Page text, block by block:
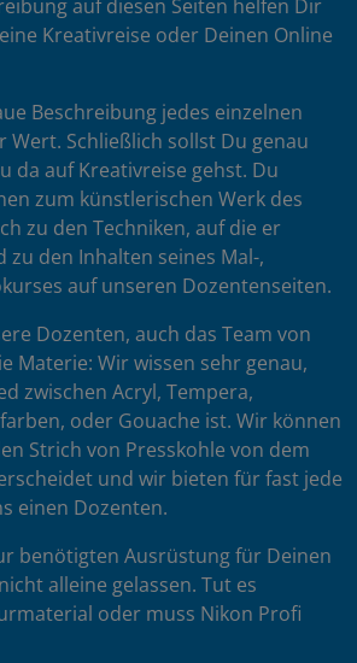
auf diesen Seiten helfen Dir
Kreativreise oder Deinen Online
Beschreibung jedes einzelnen
Wert. Schließlich sollst Du genau
da auf Kreativreise gehst. Du
zum künstlerischen Werk des
zu den Techniken, auf die er
zu den Inhalten seines Mal-,
auf unseren Dozentenseiten.
Dozenten, auch das Team von
Materie: Wir wissen sehr genau,
zwischen Acryl, Tempera,
oder Gouache ist. Wir können
Strich von Presskohle von dem
und wir bieten für fast jede
einen Dozenten.
benötigten Ausrüstung für Deinen
alleine gelassen. Tut es
oder muss Nikon Profi